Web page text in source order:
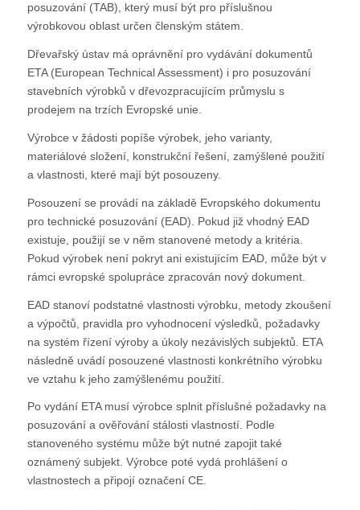
posuzování (TAB), který musí být pro příslušnou
výrobkovou oblast určen členským státem.
Dřevařský ústav má oprávnění pro vydávání dokumentů
ETA (European Technical Assessment) i pro posuzování
stavebních výrobků v dřevozpracujícím průmyslu s
prodejem na trzích Evropské unie.
Výrobce v žádosti popíše výrobek, jeho varianty,
materiálové složení, konstrukční řešení, zamýšlené použití
a vlastnosti, které mají být posouzeny.
Posouzení se provádí na základě Evropského dokumentu
pro technické posuzování (EAD). Pokud již vhodný EAD
existuje, použijí se v něm stanovené metody a kritéria.
Pokud výrobek není pokryt ani existujícím EAD, může být v
rámci evropské spolupráce zpracován nový dokument.
EAD stanoví podstatné vlastnosti výrobku, metody zkoušení
a výpočtů, pravidla pro vyhodnocení výsledků, požadavky
na systém řízení výroby a úkoly nezávislých subjektů. ETA
následně uvádí posouzené vlastnosti konkrétního výrobku
ve vztahu k jeho zamýšlenému použití.
Po vydání ETA musí výrobce splnit příslušné požadavky na
posuzování a ověřování stálosti vlastností. Podle
stanoveného systému může být nutné zapojit také
oznámený subjekt. Výrobce poté vydá prohlášení o
vlastnostech a připojí označení CE.